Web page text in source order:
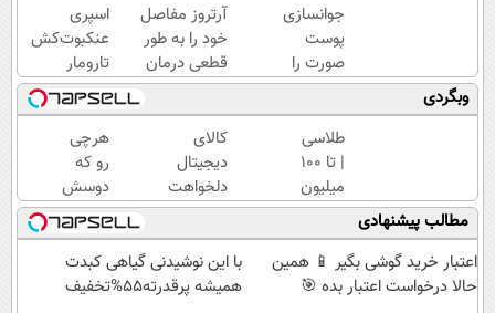
جوانسازی
پوست
صورت را
با کرم
ضدچروک
آلمانی
تجربه
کنید!
آرتروز مفاصل
خود را به طور
قطعی درمان
کنید!
◗پرسش‌نامه◖
اسپری
عنکبوت‌‌کش
تارومار
ازبین‌برنده
انواع
عنکبوت
وبگردی
طلاسی
| تا 100
میلیون
وام
آنی
خرید
طلا💰
کالای
دیجیتال
دلخواهت
رو قسطی
بخر 🛒
درخواست
اعتبار بده
هرچی
رو که
دوسش
داری
قسطی
بخر 💳
خریدت
مطالب پیشنهادی
اعتبار خرید گوشی بگیر 📱 همین
حالا درخواست اعتبار بده 🎯
با این نوشیدنی گیاهی کبدت
همیشه پرقدرته55%تخفیف